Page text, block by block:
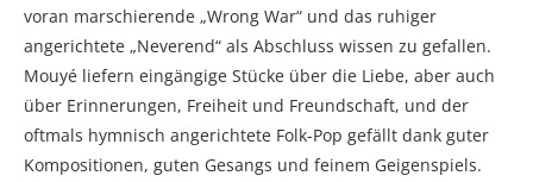
voran marschierende „Wrong War“ und das ruhiger
angerichtete „Neverend“ als Abschluss wissen zu gefallen.
Mouyé liefern eingängige Stücke über die Liebe, aber auch
über Erinnerungen, Freiheit und Freundschaft, und der
oftmals hymnisch angerichtete Folk-Pop gefällt dank guter
Kompositionen, guten Gesangs und feinem Geigenspiels.